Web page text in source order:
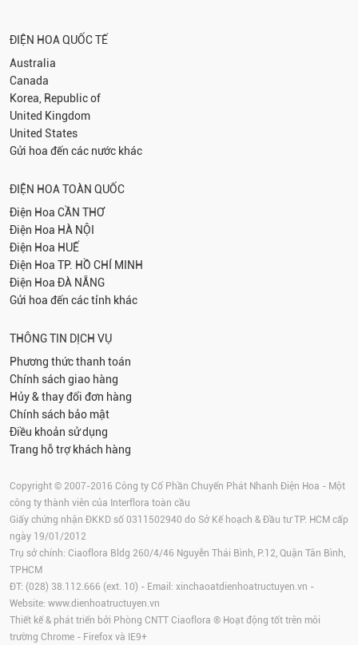
ĐIỆN HOA QUỐC TẾ
Australia
Canada
Korea, Republic of
United Kingdom
United States
Gửi hoa đến các nước khác
ĐIỆN HOA TOÀN QUỐC
Điện Hoa CẦN THƠ
Điện Hoa HÀ NỘI
Điện Hoa HUẾ
Điện Hoa TP. HỒ CHÍ MINH
Điện Hoa ĐÀ NẴNG
Gửi hoa đến các tỉnh khác
THÔNG TIN DỊCH VỤ
Phương thức thanh toán
Chính sách giao hàng
Hủy & thay đổi đơn hàng
Chính sách bảo mật
Điều khoản sử dụng
Trang hỗ trợ khách hàng
Copyright © 2007-2016 Công ty Cổ Phần Chuyển Phát Nhanh Điện Hoa - Một
công ty thành viên của Interflora toàn cầu
Giấy chứng nhận ĐKKD số 0311502940 do Sở Kế hoạch & Đầu tư TP. HCM cấp
ngày 19/01/2012
Trụ sở chính: Ciaoflora Bldg 260/4/46 Nguyễn Thái Bình, P.12, Quận Tân Bình,
TPHCM
ĐT: (028) 38.112.666 (ext. 10) - Email: xinchaoatdienhoatructuyen.vn -
Website: www.dienhoatructuyen.vn
Thiết kế & phát triển bởi Phòng CNTT Ciaoflora ® Hoạt động tốt trên môi
trường Chrome - Firefox và IE9+